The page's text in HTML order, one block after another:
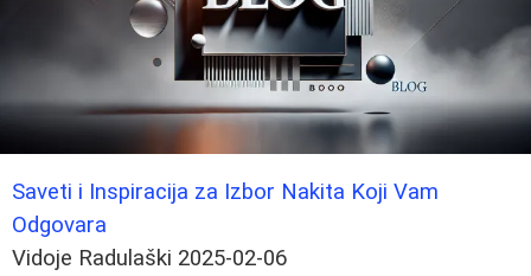
Saveti i Inspiracija za Izbor Nakita Koji Vam
Odgovara
Vidoje Radulaški 2025-02-06